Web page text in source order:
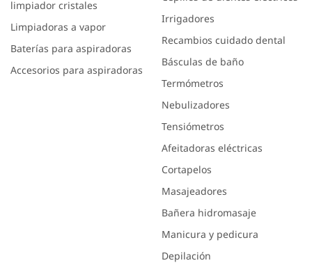
limpiador cristales
Limpiadoras a vapor
Baterías para aspiradoras
Accesorios para aspiradoras
Irrigadores
Recambios cuidado dental
Básculas de baño
Termómetros
Nebulizadores
Tensiómetros
Afeitadoras eléctricas
Cortapelos
Masajeadores
Bañera hidromasaje
Manicura y pedicura
Depilación